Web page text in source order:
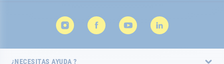
¿NECESITAS AYUDA ?